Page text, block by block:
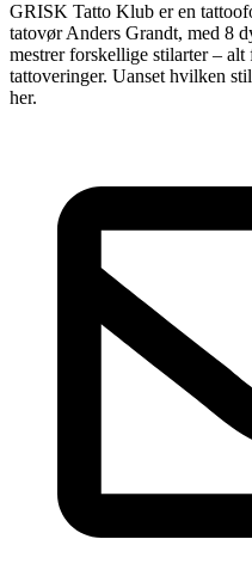
GRISK Tatto Klub er en
tatovør Anders Grandt, med 8
mestrer forskellige stilarter –
tattoveringer. Uanset hvilken
her.